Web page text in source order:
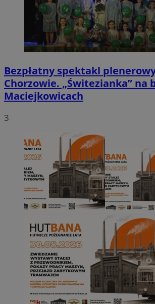
Bezpłatny spektakl
Chorzowie. „Świtezianka” na
Maciejkowicach
3